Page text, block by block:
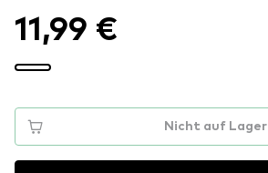
11,99 €
Nicht auf Lager